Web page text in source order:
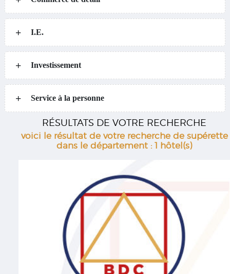
I.E.
Investissement
Service à la personne
RÉSULTATS DE VOTRE RECHERCHE
voici le résultat de votre recherche de supérette
dans le département : 1 hôtel(s)